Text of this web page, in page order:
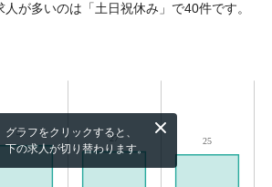
が多いのは「土日祝休み」で40件です。
グラフをクリックすると、
下の求人が切り替わります。